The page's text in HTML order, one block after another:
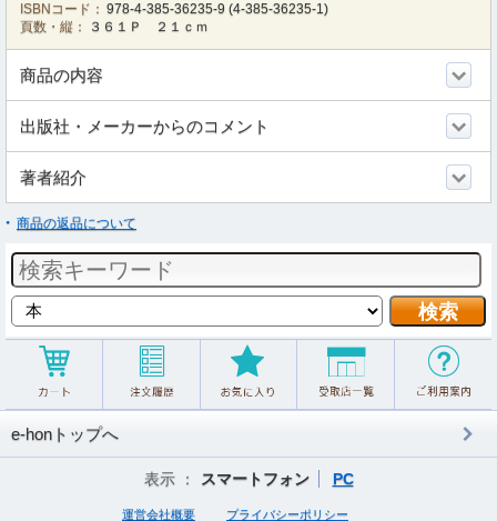
ISBNコード： 978-4-385-36235-9 (4-385-36235-1)
頁数・縦：
３６１Ｐ ２１ｃｍ
商品の内容
出版社・メーカーからのコメント
著者紹介
商品の返品について
e-honトップへ
表示 ： スマートフォン PC
運営会社概要 プライバシーポリシー